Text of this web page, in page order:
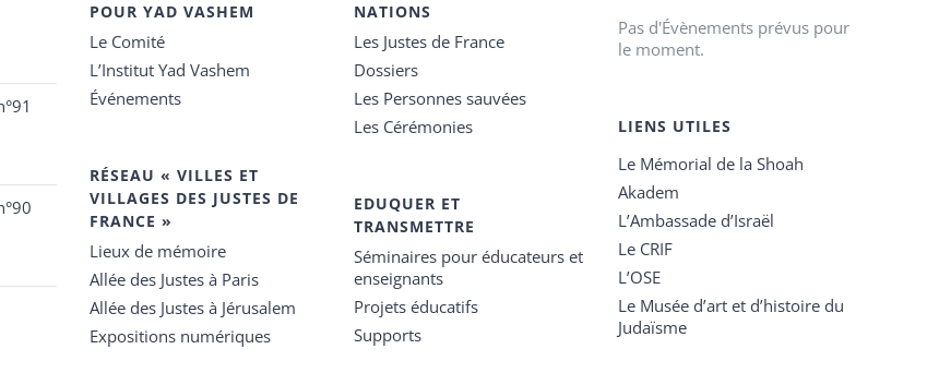
POUR YAD VASHEM
Le Comité
L’Institut Yad Vashem
Événements
RÉSEAU « VILLES ET
VILLAGES DES JUSTES DE
FRANCE »
Lieux de mémoire
Allée des Justes à Paris
Allée des Justes à Jérusalem
Expositions numériques
NATIONS
Les Justes de France
Dossiers
Les Personnes sauvées
Les Cérémonies
EDUQUER ET
TRANSMETTRE
Séminaires pour éducateurs et
enseignants
Projets éducatifs
Supports
Pas d'Évènements prévus pour
le moment.
LIENS UTILES
Le Mémorial de la Shoah
Akadem
L’Ambassade d’Israël
Le CRIF
L’OSE
Le Musée d’art et d’histoire du
Judaïsme